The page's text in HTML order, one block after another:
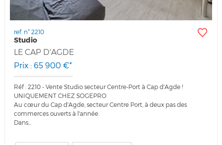
ref. n° 2210
Studio
LE CAP D'AGDE
Prix : 65 900 €*
Réf : 2210 - Vente Studio secteur Centre-Port à Cap d'Agde !
UNIQUEMENT CHEZ SOGEPRO
Au cœur du Cap d'Agde, secteur Centre Port, à deux pas des
commerces ouverts à l'année.
Dans...